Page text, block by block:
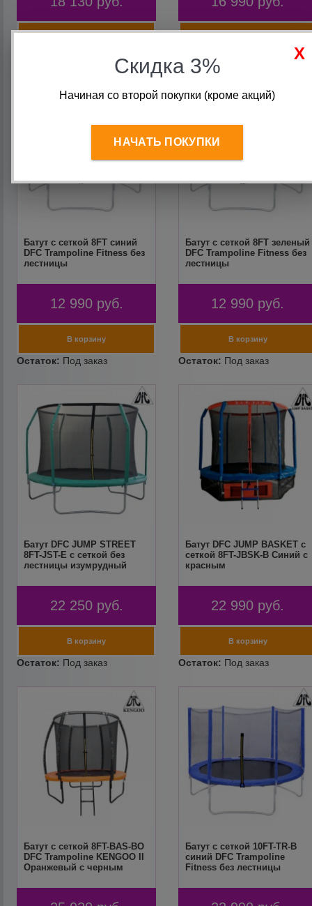
Батут с сеткой 8FT синий
DFC Trampoline Fitness без
лестницы
12 990 руб.
Батут с сеткой 8FT зеленый
DFC Trampoline Fitness без
лестницы
12 990 руб.
Батут DFC JUMP STREET
8FT-JST-E c сеткой без
лестницы изумрудный
22 250 руб.
Батут DFC JUMP BASKET с
сеткой 8FT-JBSK-B Синий с
красным
22 990 руб.
Батут с сеткой 8FT-BAS-BO
DFC Trampoline KENGOO II
Оранжевый с черным
Батут с сеткой 10FT-TR-B
синий DFC Trampoline
Fitness без лестницы
Скидка 3%
Начиная со второй покупки (кроме акций)
НАЧАТЬ ПОКУПКИ